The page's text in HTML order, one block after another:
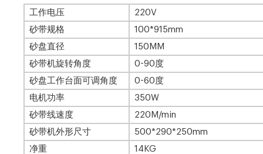
工作电压
220V
砂带规格
100*915mm
砂盘直径
150MM
砂带机旋转角度
0-90度
砂盘工作台面可调角度
0-60度
电机功率
350W
砂带线速度
220M/min
砂带机外形尺寸
500*290*250mm
净重
14KG